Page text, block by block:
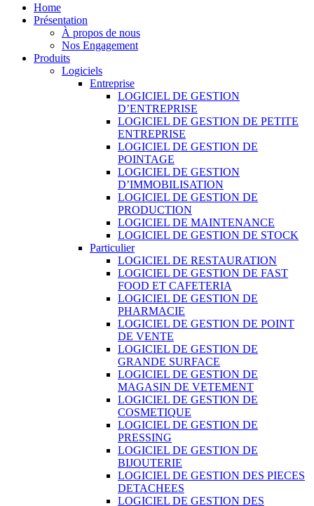
Home
Présentation
À propos de nous
Nos Engagement
Produits
Logiciels
Entreprise
LOGICIEL DE GESTION
D’ENTREPRISE
LOGICIEL DE GESTION DE PETITE
ENTREPRISE
LOGICIEL DE GESTION DE
POINTAGE
LOGICIEL DE GESTION
D’IMMOBILISATION
LOGICIEL DE GESTION DE
PRODUCTION
LOGICIEL DE MAINTENANCE
LOGICIEL DE GESTION DE STOCK
Particulier
LOGICIEL DE RESTAURATION
LOGICIEL DE GESTION DE FAST
FOOD ET CAFETERIA
LOGICIEL DE GESTION DE
PHARMACIE
LOGICIEL DE GESTION DE POINT
DE VENTE
LOGICIEL DE GESTION DE
GRANDE SURFACE
LOGICIEL DE GESTION DE
MAGASIN DE VETEMENT
LOGICIEL DE GESTION DE
COSMETIQUE
LOGICIEL DE GESTION DE
PRESSING
LOGICIEL DE GESTION DE
BIJOUTERIE
LOGICIEL DE GESTION DES PIECES
DETACHEES
LOGICIEL DE GESTION DES